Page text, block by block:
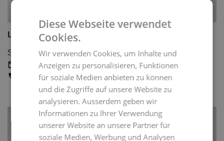
Lea Zemp
Studiengangsbetreuung
Kontakt
+41 58 404 42 15
Diese Webseite verwendet
Cookies.
Wir verwenden Cookies, um Inhalte und
Anzeigen zu personalisieren, Funktionen
für soziale Medien anbieten zu können
und die Zugriffe auf unsere Website zu
analysieren. Ausserdem geben wir
Informationen zu Ihrer Verwendung
unserer Website an unsere Partner für
soziale Medien, Werbung und Analysen